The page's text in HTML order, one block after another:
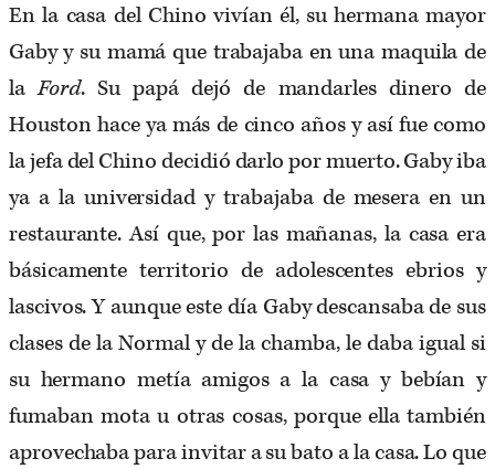
En la casa del Chino vivían él, su hermana mayor
Gaby y su mamá que trabajaba en una maquila de
laFord. Su papá dejó de mandarles dinero de
Houston hace ya más de cinco años y así fue como
la jefa del Chino decidió darlo por muerto. Gaby iba
ya a la universidad y trabajaba de mesera en un
restaurante. Así que, por las mañanas, la casa era
básicamente territorio de adolescentes ebrios y
lascivos. Y aunque este día Gaby descansaba de sus
clases de la Normal y de la chamba, le daba igual si
su hermano metía amigos a la casa y bebían y
fumaban mota u otras cosas, porque ella también
aprovechaba para invitar a su bato a la casa. Lo que